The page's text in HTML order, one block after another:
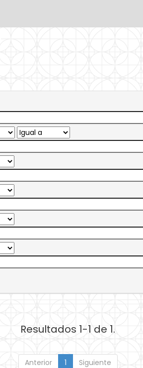
Resultados 1-1 de 1.
Anterior 1 Siguiente